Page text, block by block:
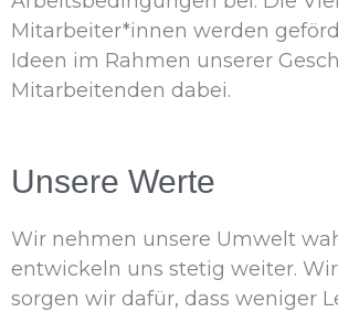
Mitarbeiter*innen werden
Ideen im Rahmen unserer
Mitarbeitenden dabei.
Unsere Werte
Wir nehmen unsere Umwelt
entwickeln uns stetig weiter.
sorgen wir dafür, dass weniger